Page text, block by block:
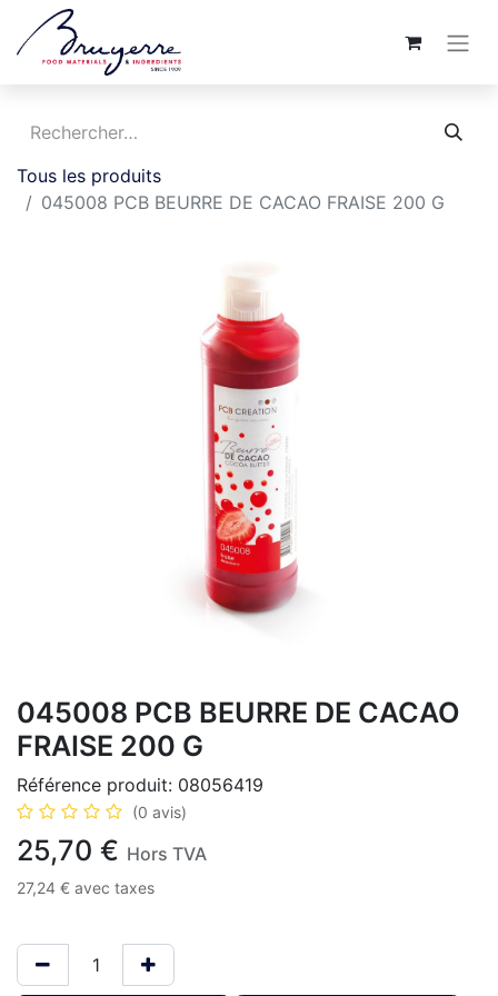
Tous les produits
045008 PCB BEURRE DE CACAO FRAISE 200 G
045008 PCB BEURRE DE CACAO
FRAISE 200 G
Référence produit: 08056419
(0 avis)
25,70 € Hors TVA
27,24 € avec taxes